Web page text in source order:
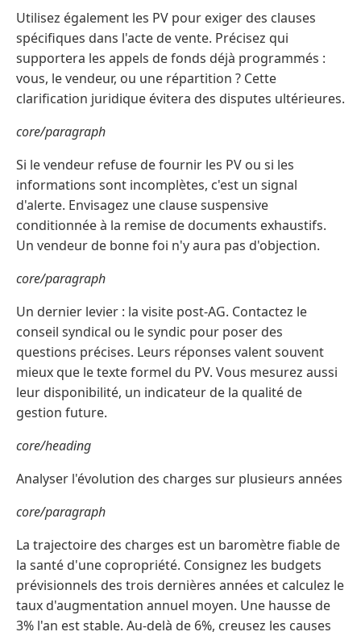
Utilisez également les PV pour exiger des clauses
spécifiques dans l'acte de vente. Précisez qui
supportera les appels de fonds déjà programmés :
vous, le vendeur, ou une répartition ? Cette
clarification juridique évitera des disputes ultérieures.
core/paragraph
Si le vendeur refuse de fournir les PV ou si les
informations sont incomplètes, c'est un signal
d'alerte. Envisagez une clause suspensive
conditionnée à la remise de documents exhaustifs.
Un vendeur de bonne foi n'y aura pas d'objection.
core/paragraph
Un dernier levier : la visite post-AG. Contactez le
conseil syndical ou le syndic pour poser des
questions précises. Leurs réponses valent souvent
mieux que le texte formel du PV. Vous mesurez aussi
leur disponibilité, un indicateur de la qualité de
gestion future.
core/heading
Analyser l'évolution des charges sur plusieurs années
core/paragraph
La trajectoire des charges est un baromètre fiable de
la santé d'une copropriété. Consignez les budgets
prévisionnels des trois dernières années et calculez le
taux d'augmentation annuel moyen. Une hausse de
3% l'an est stable. Au-delà de 6%, creusez les causes